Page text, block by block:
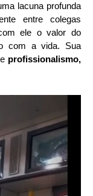
lacuna profunda
entre colegas
ele o valor do
com a vida. Sua
profissionalismo,